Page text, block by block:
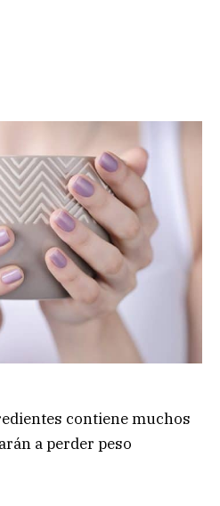
contiene muchos
a perder peso